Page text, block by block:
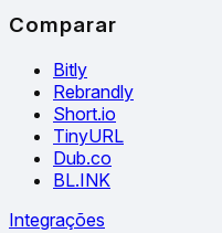
Comparar
Bitly
Rebrandly
Short.io
TinyURL
Dub.co
BL.INK
Integrações